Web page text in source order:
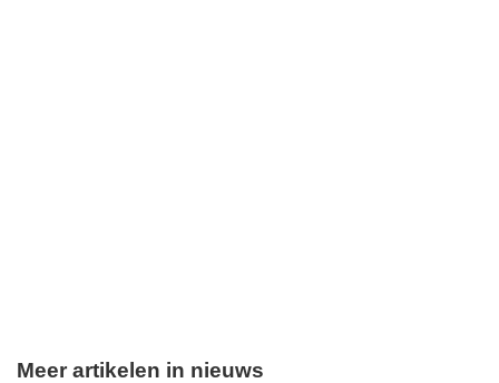
Meer artikelen in nieuws